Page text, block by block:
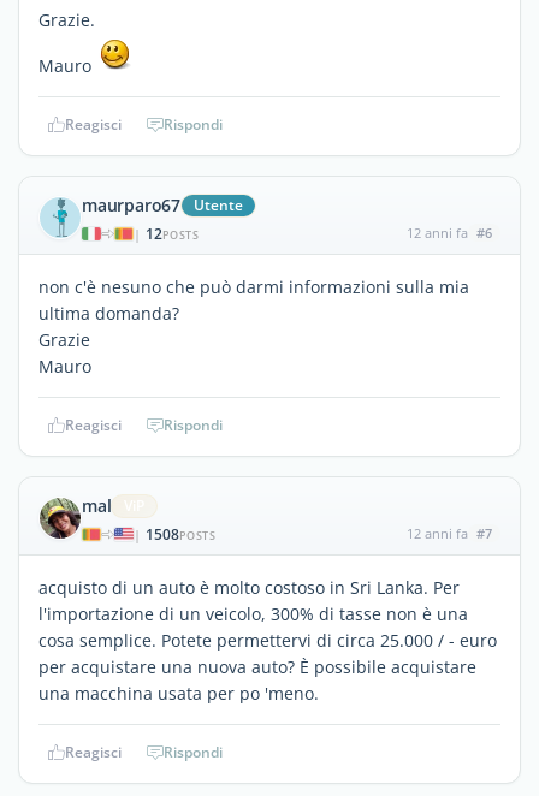
Grazie.
Mauro
Reagisci Rispondi
maurparo67 Utente
| 12POSTS 12 anni fa #6
non c'è nesuno che può darmi informazioni sulla mia
ultima domanda?
Grazie
Mauro
Reagisci Rispondi
mal
| 1508POSTS 12 anni fa #7
acquisto di un auto è molto costoso in Sri Lanka. Per
l'importazione di un veicolo, 300% di tasse non è una
cosa semplice. Potete permettervi di circa 25.000 / - euro
per acquistare una nuova auto? È possibile acquistare
una macchina usata per po 'meno.
Reagisci Rispondi